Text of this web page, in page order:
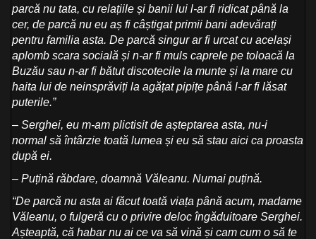
parcă nu tata, cu relațiile și banii lui l-ar fi ridicat până la
cer, de parcă nu eu aș fi câștigat primii bani adevărați
pentru familia asta. De parcă singur ar fi urcat cu același
aplomb scara socială și n-ar fi muls caprele pe toloacă la
Buzău sau n-ar fi bătut discotecile la munte și la mare cu
haita lui de neinsprăviți la agățat pipițe până l-ar fi lăsat
puterile.”
– Serghei, eu m-am plictisit de așteptarea asta, nu-i
normal să întârzie toată lumea și eu să stau aici ca proasta
după ei.
– Puțină răbdare, doamnă Văleanu. Numai puțină.
“De parcă nu asta ai făcut toată viața până acum, madame
Văleanu, o fulgeră cu o privire deloc îngăduitoare Serghei.
Așteaptă, că habar nu ai ce va să vină și cam cum o să te